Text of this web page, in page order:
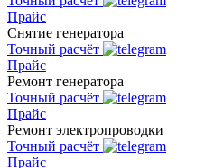
Прайс
Снятие генератора
Точный расчёт
Прайс
Ремонт генератора
Точный расчёт
Прайс
Ремонт электропроводки
Точный расчёт
Прайс